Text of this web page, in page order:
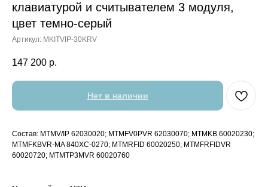
клавиатурой и считывателем 3 модуля,
цвет темно-серый
Артикул: MKITVIP-30KRV
147 200 р.
Нет в наличии
Состав: MTMV/IP 62030020; MTMFV0PVR 62030070; MTMKB 60020230;
MTMFKBVR-MA 840XC-0270; MTMRFID 60020250; MTMFRFIDVR
60020720; MTMTP3MVR 60020760